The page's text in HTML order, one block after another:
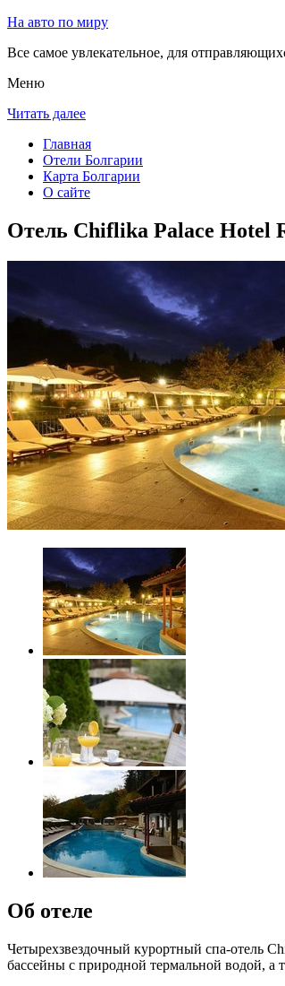
На авто по миру
Все самое увлекательное, для
Меню
Читать далее
Главная
Отели Болгарии
Карта Болгарии
О сайте
Отель Chiflika Palace Hotel
Об отеле
Четырехзвездочный курортный спа-отель
бассейны с природной термальной водой, а